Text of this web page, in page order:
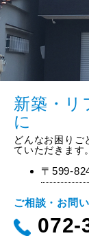
新築・リ
に
どんなお困りご
ていただきます。
〒599-
ご相談・お問
072-